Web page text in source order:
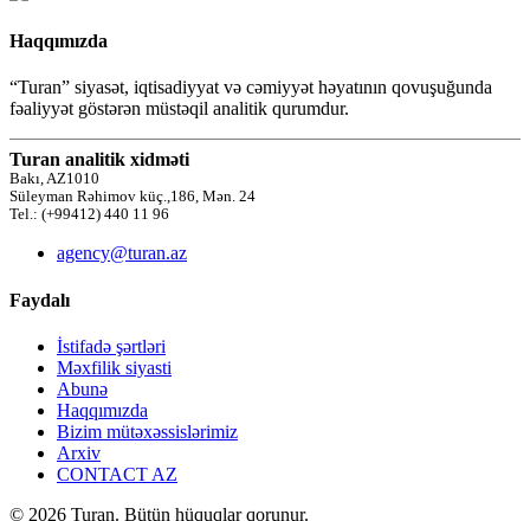
Haqqımızda
“Turan” siyasət, iqtisadiyyat və cəmiyyət həyatının qovuşuğunda
fəaliyyət göstərən müstəqil analitik qurumdur.
Turan analitik xidməti
Bakı, AZ1010
Süleyman Rəhimov küç.,186, Mən. 24
Tel.: (+99412) 440 11 96
agency@turan.az
Faydalı
İstifadə şərtləri
Məxfilik siyasti
Abunə
Haqqımızda
Bizim mütəxəssislərimiz
Arxiv
CONTACT AZ
© 2026 Turan. Bütün hüquqlar qorunur.